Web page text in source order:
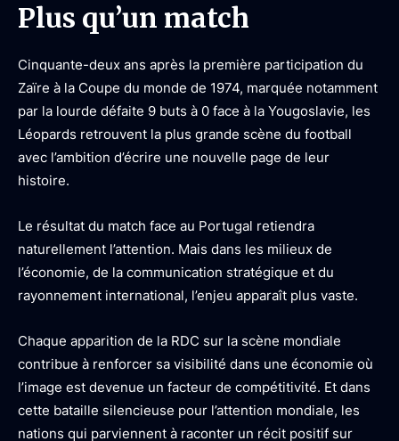
Plus qu’un match
Cinquante-deux ans après la première participation du
Zaïre à la Coupe du monde de 1974, marquée notamment
par la lourde défaite 9 buts à 0 face à la Yougoslavie, les
Léopards retrouvent la plus grande scène du football
avec l’ambition d’écrire une nouvelle page de leur
histoire.
Le résultat du match face au Portugal retiendra
naturellement l’attention. Mais dans les milieux de
l’économie, de la communication stratégique et du
rayonnement international, l’enjeu apparaît plus vaste.
Chaque apparition de la RDC sur la scène mondiale
contribue à renforcer sa visibilité dans une économie où
l’image est devenue un facteur de compétitivité. Et dans
cette bataille silencieuse pour l’attention mondiale, les
nations qui parviennent à raconter un récit positif sur